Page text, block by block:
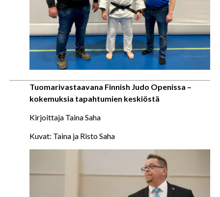
Tuomarivastaavana Finnish Judo Openissa –
kokemuksia tapahtumien keskiöstä
Kirjoittaja Taina Saha
Kuvat: Taina ja Risto Saha